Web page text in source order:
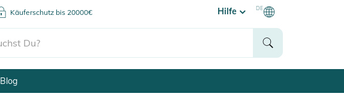
Käuferschutz bis 20000€ Hilfe DE
Blog